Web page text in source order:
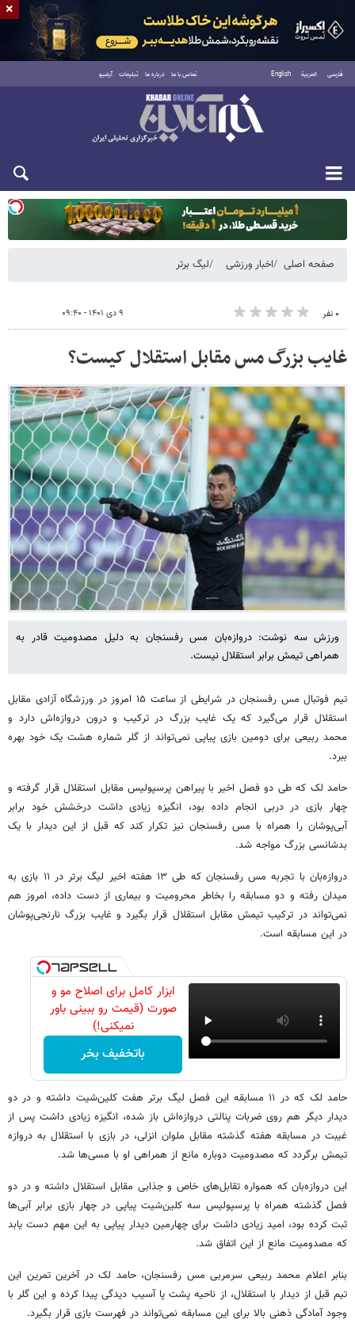
فارسی العربية English تماس با ما درباره ما تبلیغات آرشیو
دوشنبه ۱۹ مرداد ۱۴۰۵
صفحه اصلی اخبار ورزشی لیگ برتر
۰ نفر ۹ دی ۱۴۰۱ - ۰۹:۴۰
غایب بزرگ مس مقابل استقلال کیست؟
ورزش سه نوشت: دروازه‌بان مس رفسنجان به دلیل مصدومیت قادر به
همراهی تیمش برابر استقلال نیست.
تیم فوتبال مس رفسنجان در شرایطی از ساعت ۱۵ امروز در ورزشگاه آزادی مقابل
استقلال قرار می‌گیرد که یک غایب بزرگ در ترکیب و درون دروازه‌اش دارد و
محمد ربیعی برای دومین بازی پیاپی نمی‌تواند از گلر شماره هشت یک خود بهره
ببرد.
حامد لک که طی دو فصل اخیر با پیراهن پرسپولیس مقابل استقلال قرار گرفته و
چهار بازی در دربی انجام داده بود، انگیزه زیادی داشت درخشش خود برابر
آبی‌پوشان را همراه با مس رفسنجان نیز تکرار کند که قبل از این دیدار با یک
بدشانسی بزرگ مواجه شد.
دروازه‌بان با تجربه مس رفسنجان که طی ۱۳ هفته اخیر لیگ برتر در ۱۱ بازی به
میدان رفته و دو مسابقه را بخاطر محرومیت و بیماری از دست داده، امروز هم
نمی‌تواند در ترکیب تیمش مقابل استقلال قرار بگیرد و غایب بزرگ نارنجی‌پوشان
در این مسابقه است.
ابزار کامل برای اصلاح مو و
صورت (قیمت رو ببینی باور
نمیکنی!)
باتخفیف بخر
حامد لک که در ۱۱ مسابقه این فصل لیگ برتر هفت کلین‌شیت داشته و در دو
دیدار دیگر هم روی ضربات پنالتی دروازه‌اش باز شده، انگیزه زیادی داشت پس از
غیبت در مسابقه هفته گذشته مقابل ملوان انزلی، در بازی با استقلال به دروازه
تیمش برگردد که مصدومیت دوباره مانع از همراهی او با مسی‌ها شد.
این دروازه‌بان که همواره تقابل‌های خاص و جذابی مقابل استقلال داشته و در دو
فصل گذشته همراه با پرسپولیس سه کلین‌شیت پیاپی در چهار بازی برابر آبی‌ها
ثبت کرده بود، امید زیادی داشت برای چهارمین دیدار پیاپی به این مهم دست یابد
که مصدومیت مانع از این اتفاق شد.
بنابر اعلام محمد ربیعی سرمربی مس رفسنجان، حامد لک در آخرین تمرین این
تیم قبل از دیدار با استقلال، از ناحیه پشت پا آسیب دیدگی پیدا کرده و این گلر با
وجود آمادگی ذهنی بالا برای این مسابقه نمی‌تواند در فهرست بازی قرار بگیرد.
×